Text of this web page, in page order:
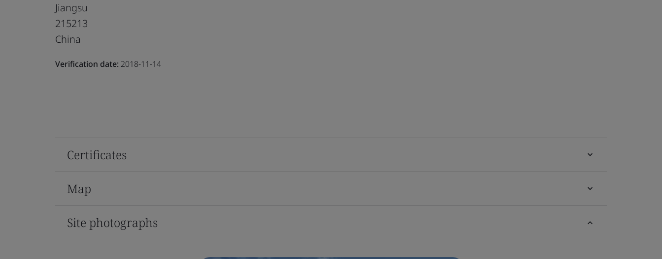
Jiangsu
215213
China
Verification date: 2018-11-14
Certificates
Map
Site photographs